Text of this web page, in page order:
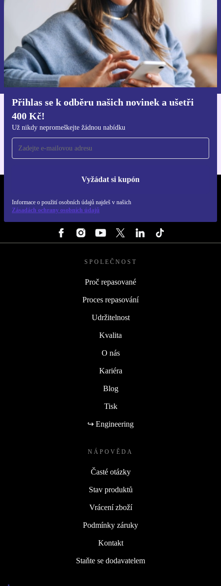
Přihlas se k odběru našich novinek a ušetři
400 Kč!
Už nikdy nepromeškejte žádnou nabídku
Vyžádat si kupón
Informace o použití osobních údajů najdeš v našich
Zásadách ochrany osobních údajů
Chci voucher
Informace o použití osobních údajů najdeš v našich
Zásadách ochrany osobních údajů.
Pro iOS a Android
SPOLEČNOST
Proč repasované
Proces repasování
Udržitelnost
Kvalita
O nás
Kariéra
Blog
Tisk
↪ Engineering
NÁPOVĚDA
Časté otázky
Stav produktů
Vrácení zboží
Podmínky záruky
Kontakt
Staňte se dodavatelem